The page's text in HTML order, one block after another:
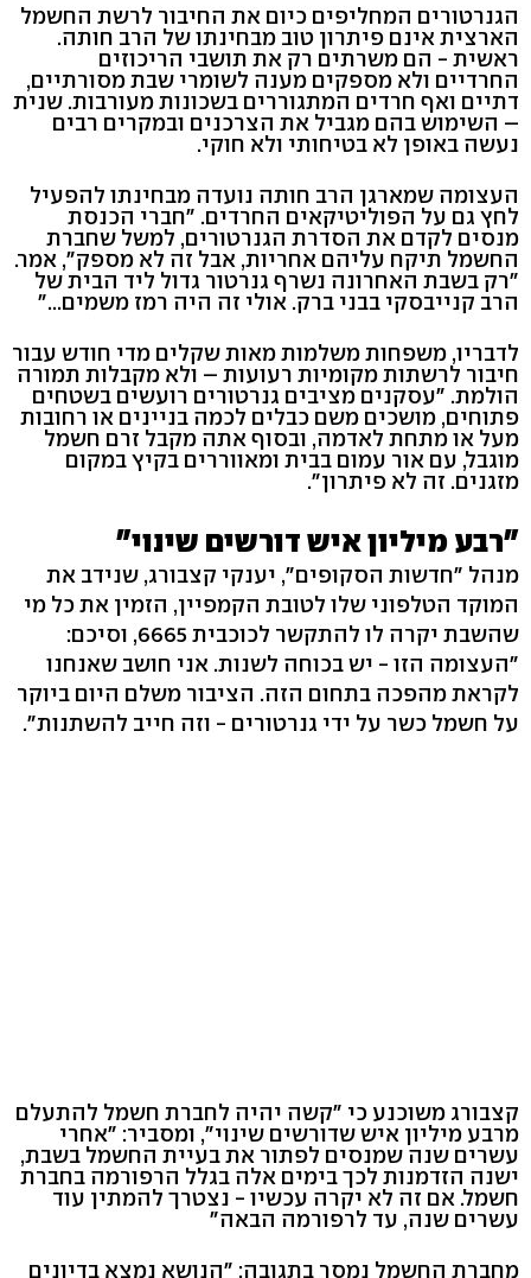
הגנרטורים המחליפים כיום את החיבור לרשת החשמל
הארצית אינם פיתרון טוב מבחינתו של הרב חותה.
ראשית - הם משרתים רק את תושבי הריכוזים
החרדיים ולא מספקים מענה לשומרי שבת מסורתיים,
דתיים ואף חרדים המתגוררים בשכונות מעורבות. שנית
– השימוש בהם מגביל את הצרכנים ובמקרים רבים
נעשה באופן לא בטיחותי ולא חוקי.
העצומה שמארגן הרב חותה נועדה מבחינתו להפעיל
לחץ גם על הפוליטיקאים החרדים. "חברי הכנסת
מנסים לקדם את הסדרת הגנרטורים, למשל שחברת
החשמל תיקח עליהם אחריות, אבל זה לא מספק", אמר.
"רק בשבת האחרונה נשרף גנרטור גדול ליד הבית של
הרב קנייבסקי בבני ברק. אולי זה היה רמז משמים..."
לדבריו, משפחות משלמות מאות שקלים מדי חודש עבור
חיבור לרשתות מקומיות רעועות – ולא מקבלות תמורה
הולמת. "עסקנים מציבים גנרטורים רועשים בשטחים
פתוחים, מושכים משם כבלים לכמה בניינים או רחובות
מעל או מתחת לאדמה, ובסוף אתה מקבל זרם חשמל
מוגבל, עם אור עמום בבית ומאווררים בקיץ במקום
מזגנים. זה לא פיתרון".
"רבע מיליון איש דורשים שינוי"
מנהל "חדשות הסקופים", יענקי קצבורג, שנידב את
המוקד הטלפוני שלו לטובת הקמפיין, הזמין את כל מי
שהשבת יקרה לו להתקשר לכוכבית 6665, וסיכם:
"העצומה הזו - יש בכוחה לשנות. אני חושב שאנחנו
לקראת מהפכה בתחום הזה. הציבור משלם היום ביוקר
על חשמל כשר על ידי גנרטורים - וזה חייב להשתנות".
קצבורג משוכנע כי "קשה יהיה לחברת חשמל להתעלם
מרבע מיליון איש שדורשים שינוי", ומסביר: "אחרי
עשרים שנה שמנסים לפתור את בעיית החשמל בשבת,
ישנה הזדמנות לכך בימים אלה בגלל הרפורמה בחברת
חשמל. אם זה לא יקרה עכשיו - נצטרך להמתין עוד
עשרים שנה, עד לרפורמה הבאה"
מחברת החשמל נמסר בתגובה: "הנושא נמצא בדיונים